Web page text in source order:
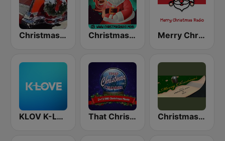
Christmas Oldies Christmas Radio Merry Christmas Radio
KLOV K-Love That Christmas Channel Christmas Vinyl